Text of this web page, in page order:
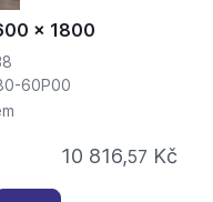
x 1800
60P00
10 816,57 Kč